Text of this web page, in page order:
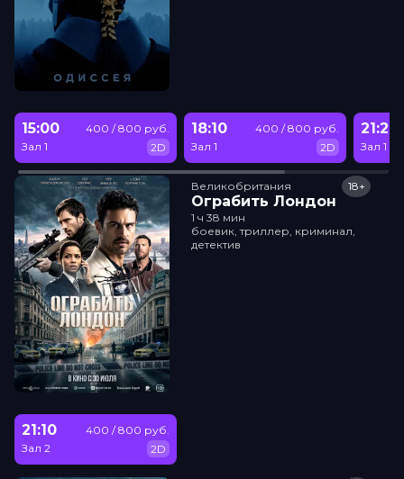
15:00
Зал 1
400 / 800 руб.
2D
18:10
Зал 1
400 / 800 руб.
2D
21:20
Зал 1
Великобритания
Ограбить Лондон
18+
1 ч 38 мин
боевик, триллер, криминал,
детектив
21:10
Зал 2
400 / 800 руб.
2D